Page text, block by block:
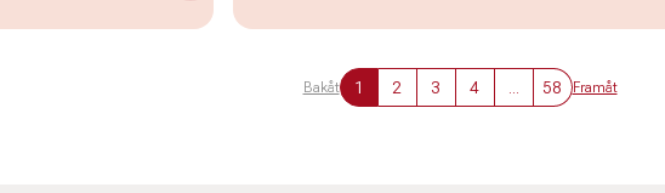
Bakåt 1 2 3 4 58 Framåt